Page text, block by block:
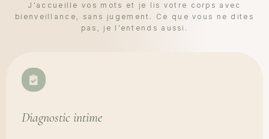
J’accueille vos mots et je lis votre corps avec
bienveillance, sans jugement. Ce que vous ne dites
pas, je l’entends aussi.
Diagnostic intime